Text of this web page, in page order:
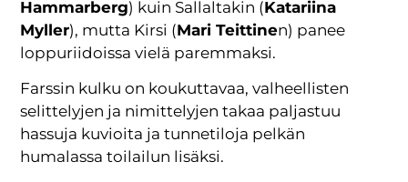
Hammarberg) kuin Sallaltakin (Katariina
Myller), mutta Kirsi (Mari Teittinen) panee
loppuriidoissa vielä paremmaksi.
Farssin kulku on koukuttavaa, valheellisten
selittelyjen ja nimittelyjen takaa paljastuu
hassuja kuvioita ja tunnetiloja pelkän
humalassa toilailun lisäksi.